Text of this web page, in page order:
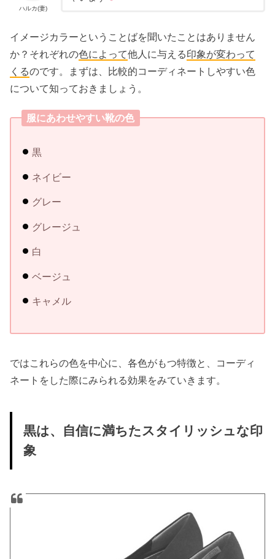
ハルカ(妻)
イメージカラーということばを聞いたことはありません
か？それぞれの色によって他人に与える印象が変わって
くるのです。まずは、比較的コーディネートしやすい色
について知っておきましょう。
服にあわせやすい靴の色
黒
ネイビー
グレー
グレージュ
白
ベージュ
キャメル
ではこれらの色を中心に、各色がもつ特徴と、コーディ
ネートをした際にみられる効果をみていきます。
黒は、自信に満ちたスタイリッシュな印
象